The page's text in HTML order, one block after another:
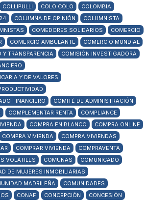
COLLIPULLI COLO COLO
COLOMBIA
COLUMNA DE OPINIÓN
COLUMNISTA
COMEDORES SOLIDARIOS
COMERCIO
COMERCIO AMBULANTE
COMERCIO MUNDIAL
Y TRANSPARENCIA
COMISIÓN INVESTIGADORA
Y DE VALORES
FINANCIERO
COMITÉ DE ADMINISTRACIÓN
COMPLEMENTAR RENTA
COMPLIANCE
COMPRA EN BLANCO
COMPRA ONLINE
COMPRA VIVIENDA
COMPRA VIVIENDAS
COMPRAR VIVIENDA
COMPRAVENTA
VOLÁTILES
COMUNAS
COMUNICADO
DE MUJERES INMOBILIARIAS
MADRILEÑA
COMUNIDADES
CONAF CONCEPCIÓN
CONCESIÓN